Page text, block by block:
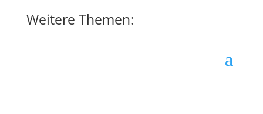
Weitere Themen: